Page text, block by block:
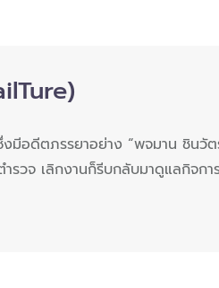
อดีตภรรยาอย่าง “พจมาน ชิน
วจ เลิกงานก็รีบกลับมาดูแลกิจ